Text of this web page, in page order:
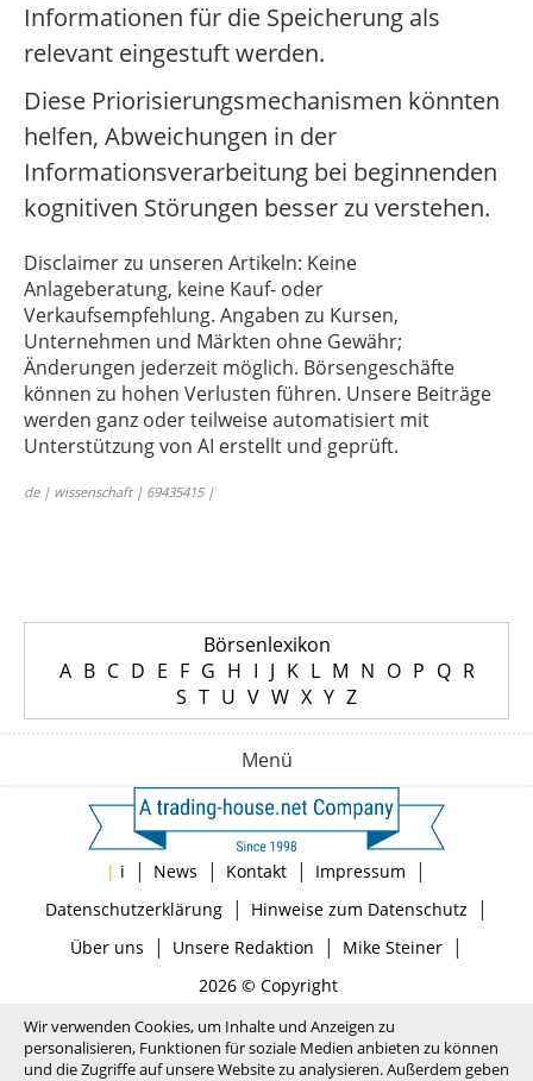
Informationen für die Speicherung als
relevant eingestuft werden.
Diese Priorisierungsmechanismen könnten
helfen, Abweichungen in der
Informationsverarbeitung bei beginnenden
kognitiven Störungen besser zu verstehen.
Disclaimer zu unseren Artikeln: Keine
Anlageberatung, keine Kauf- oder
Verkaufsempfehlung. Angaben zu Kursen,
Unternehmen und Märkten ohne Gewähr;
Änderungen jederzeit möglich. Börsengeschäfte
können zu hohen Verlusten führen. Unsere Beiträge
werden ganz oder teilweise automatisiert mit
Unterstützung von AI erstellt und geprüft.
de | wissenschaft | 69435415 |
Börsenlexikon
A B C D E F G H I J K L M N O P Q R
S T U V W X Y Z
Menü
| i | News | Kontakt | Impressum |
Datenschutzerklärung| Hinweise zum Datenschutz |
Über uns | Unsere Redaktion | Mike Steiner|
2026 © Copyright
Wir verwenden Cookies, um Inhalte und Anzeigen zu
personalisieren, Funktionen für soziale Medien anbieten zu können
und die Zugriffe auf unsere Website zu analysieren. Außerdem geben